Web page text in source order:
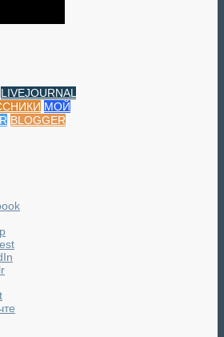
LIVEJOURNAL
МОЙ
BLOGGER